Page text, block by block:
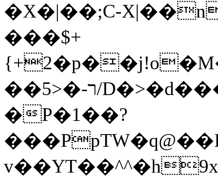
�X�|��;Ϲ-
���$+
��ר-�<5/D�>�d�����1!u8JP�@TE�
�P�1��?